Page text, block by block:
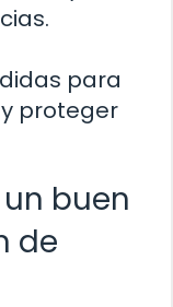
para
proteger
buen
de